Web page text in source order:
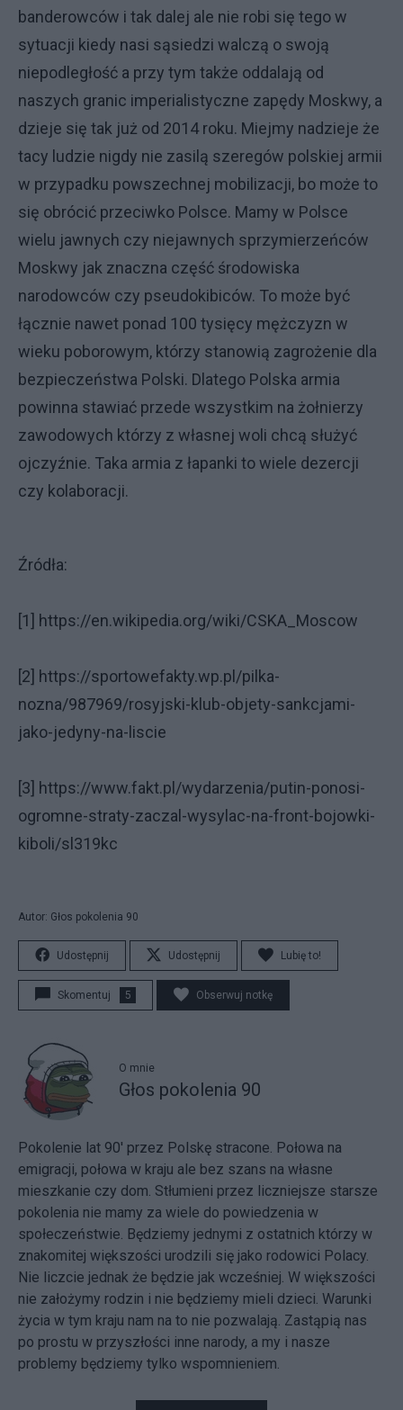
banderowców i tak dalej ale nie robi się tego w
sytuacji kiedy nasi sąsiedzi walczą o swoją
niepodległość a przy tym także oddalają od
naszych granic imperialistyczne zapędy Moskwy, a
dzieje się tak już od 2014 roku. Miejmy nadzieje że
tacy ludzie nigdy nie zasilą szeregów polskiej armii
w przypadku powszechnej mobilizacji, bo może to
się obrócić przeciwko Polsce. Mamy w Polsce
wielu jawnych czy niejawnych sprzymierzeńców
Moskwy jak znaczna część środowiska
narodowców czy pseudokibiców. To może być
łącznie nawet ponad 100 tysięcy mężczyzn w
wieku poborowym, którzy stanowią zagrożenie dla
bezpieczeństwa Polski. Dlatego Polska armia
powinna stawiać przede wszystkim na żołnierzy
zawodowych którzy z własnej woli chcą służyć
ojczyźnie. Taka armia z łapanki to wiele dezercji
czy kolaboracji.
Źródła:
[1] https://en.wikipedia.org/wiki/CSKA_Moscow
[2] https://sportowefakty.wp.pl/pilka-
nozna/987969/rosyjski-klub-objety-sankcjami-
jako-jedyny-na-liscie
[3] https://www.fakt.pl/wydarzenia/putin-ponosi-
ogromne-straty-zaczal-wysylac-na-front-bojowki-
kiboli/sl319kc
Autor: Głos pokolenia 90
Udostępnij Udostępnij Lubię to!
Skomentuj 5 Obserwuj notkę
O mnie
Głos pokolenia 90
Pokolenie lat 90' przez Polskę stracone. Połowa na
emigracji, połowa w kraju ale bez szans na własne
mieszkanie czy dom. Stłumieni przez liczniejsze starsze
pokolenia nie mamy za wiele do powiedzenia w
społeczeństwie. Będziemy jednymi z ostatnich którzy w
znakomitej większości urodzili się jako rodowici Polacy.
Nie liczcie jednak że będzie jak wcześniej. W większości
nie założymy rodzin i nie będziemy mieli dzieci. Warunki
życia w tym kraju nam na to nie pozwalają. Zastąpią nas
po prostu w przyszłości inne narody, a my i nasze
problemy będziemy tylko wspomnieniem.